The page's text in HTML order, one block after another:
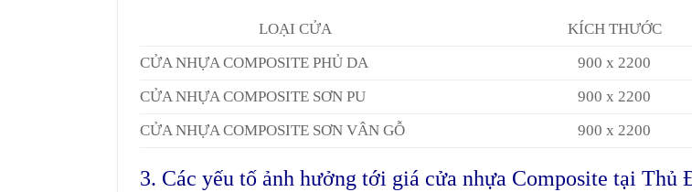
LOẠI CỬA KÍCH THƯỚC
CỬA NHỰA COMPOSITE PHỦ DA
900 x 2200
CỬA NHỰA COMPOSITE SƠN PU
900 x 2200
CỬA NHỰA COMPOSITE SƠN VÂN GỖ
900 x 2200
3. Các yếu tố ảnh hưởng tới giá cửa nhựa Composite tại Thủ